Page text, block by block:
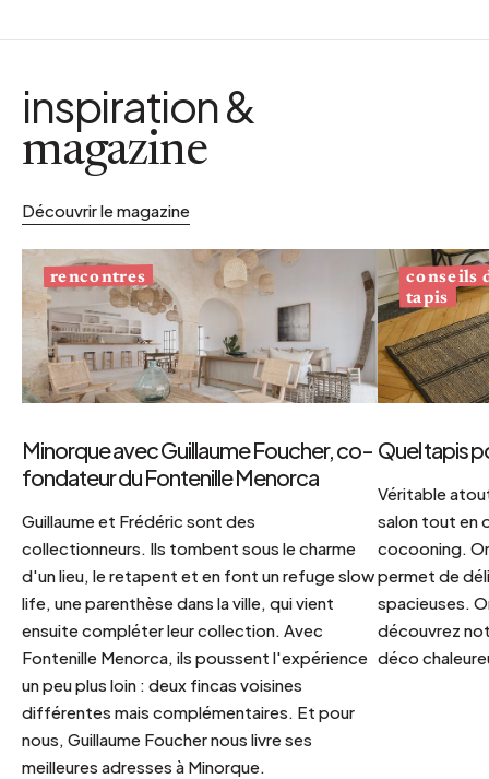
inspiration &
magazine
Découvrir le magazine
rencontres
Minorque avec Guillaume Foucher, co-
fondateur du Fontenille Menorca
Guillaume et Frédéric sont des
collectionneurs. Ils tombent sous le charme
d'un lieu, le retapent et en font un refuge slow
life, une parenthèse dans la ville, qui vient
ensuite compléter leur collection. Avec
Fontenille Menorca, ils poussent l'expérience
un peu plus loin : deux fincas voisines
différentes mais complémentaires. Et pour
nous, Guillaume Foucher nous livre ses
meilleures adresses à Minorque.
conseils
tapis
Quel tapis
Véritable
salon tout en
cocooning.
permet de
spacieuses.
découvrez
déco